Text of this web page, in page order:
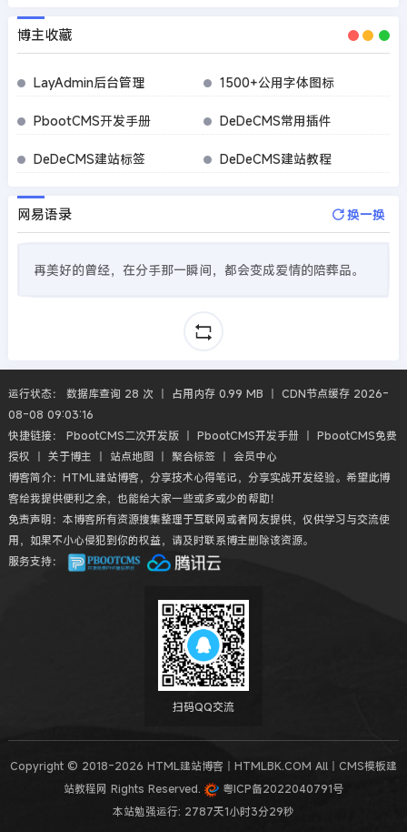
博主收藏
LayAdmin后台管理 1500+公用字体图标
PbootCMS开发手册 DeDeCMS常用插件
DeDeCMS建站标签 DeDeCMS建站教程
网易语录 换一换
再美好的曾经，在分手那一瞬间，都会变成爱情的陪葬品。
运行状态： 数据库查询 28 次 丨 占用内存 0.99 MB 丨 CDN节点缓存 2026-
08-08 09:03:16
快捷链接： PbootCMS二次开发版丨 PbootCMS开发手册 丨 PbootCMS免费
授权 丨 关于博主 丨 站点地图丨 聚合标签丨 会员中心
博客简介：HTML建站博客，分享技术心得笔记，分享实战开发经验。希望此博
客给我提供便利之余，也能给大家一些或多或少的帮助！
免责声明：本博客所有资源搜集整理于互联网或者网友提供，仅供学习与交流使
用，如果不小心侵犯到你的权益，请及时联系博主删除该资源。
服务支持：
扫码QQ交流
Copyright © 2018-2026 HTML建站博客丨HTMLBK.COM All丨CMS模板建
站教程网 Rights Reserved.
粤ICP备2022040791号
本站勉强运行: 2787天1小时3分30秒